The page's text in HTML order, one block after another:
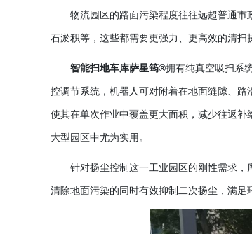
物流园区的路面污染程度往往远超普通
石淤积等，这些都需要更强力、更高效的清扫
智能扫地车库萨星筠®拥有纯真空吸扫系
控调节系统，机器人可对附着在地面缝隙、
使其在单次作业中覆盖更大面积，减少往返
大型园区中尤为实用。
针对扬尘控制这一工业园区的刚性需求，
清除地面污染的同时有效抑制二次扬尘，满足